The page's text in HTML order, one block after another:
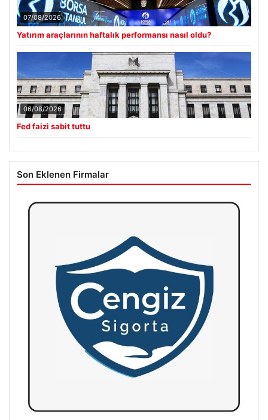
07/08/2026
Yatırım araçlarının haftalık performansı nasıl oldu?
06/08/2026
Fed faizi sabit tuttu
Son Eklenen Firmalar